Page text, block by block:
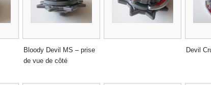
Bloody Devil MS – prise
de vue de côté
Devil